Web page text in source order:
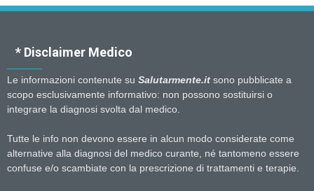
* Disclaimer Medico
Le informazioni contenute su Salutarmente.it sono pubblicate a
scopo esclusivamente informativo: non possono sostituirsi o
integrare la diagnosi svolta dal medico.
Tutte le info non devono essere in alcun modo considerate come
alternative alla diagnosi del medico curante, né tantomeno essere
confuse e/o scambiate con la prescrizione di trattamenti e terapie.